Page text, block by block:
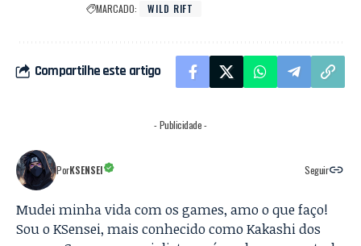
MARCADO: WILD RIFT
Compartilhe este artigo
- Publicidade -
PorKSENSEI Seguir
Mudei minha vida com os games, amo o que faço!
Sou o KSensei, mais conhecido como Kakashi dos